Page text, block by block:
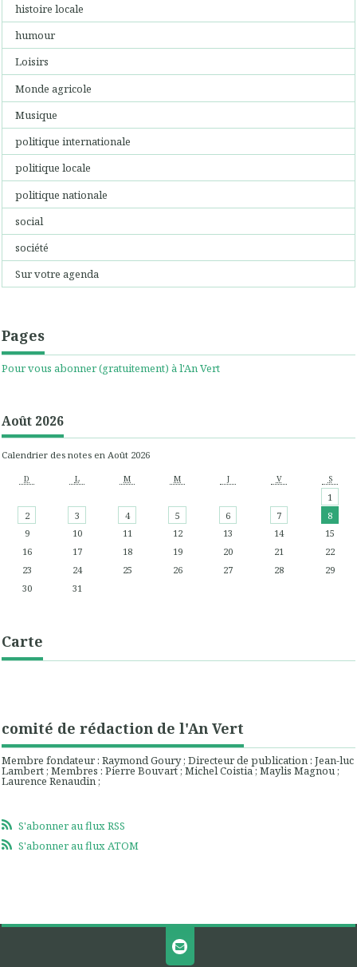
histoire locale
humour
Loisirs
Monde agricole
Musique
politique internationale
politique locale
politique nationale
social
société
Sur votre agenda
Pages
Pour vous abonner (gratuitement) à l'An Vert
Août 2026
Calendrier des notes en Août 2026
D L M M J V S
1
2
3 4 5 6 7
8
9
10 11 12 13 14
15
16
17 18 19 20 21
22
23
24 25 26 27 28
29
30
31
Carte
comité de rédaction de l'An Vert
Membre fondateur : Raymond Goury ; Directeur de publication : Jean-luc
Lambert ; Membres : Pierre Bouvart ; Michel Coistia ; Maylis Magnou ;
Laurence Renaudin ;
S'abonner au flux RSS
S'abonner au flux ATOM